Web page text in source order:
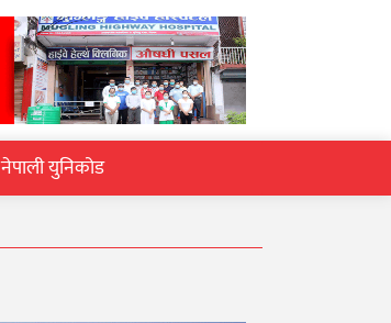
नेपाली युनिकोड